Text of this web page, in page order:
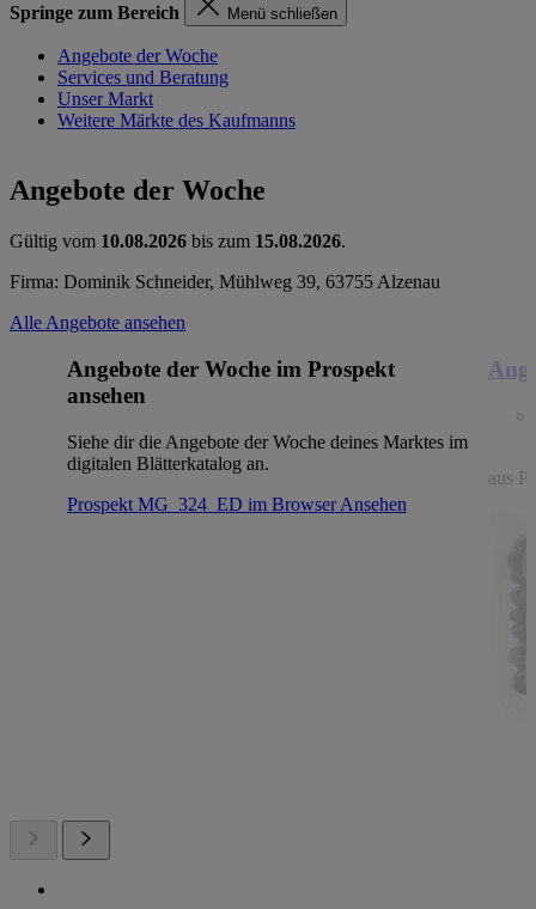
Springe zum Bereich Menü schließen
Angebote der Woche
Services und Beratung
Unser Markt
Weitere Märkte des Kaufmanns
Angebote der Woche
Gültig vom 10.08.2026 bis zum 15.08.2026.
Firma: Dominik Schneider, Mühlweg 39, 63755 Alzenau
Alle Angebote ansehen
Angebote der Woche im Prospekt
ansehen
Siehe dir die Angebote der Woche deines Marktes im
digitalen Blätterkatalog an.
Prospekt MG_324_ED im BrowserAnsehen
aus